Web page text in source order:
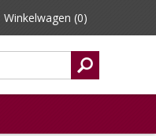
Winkelwagen (0)